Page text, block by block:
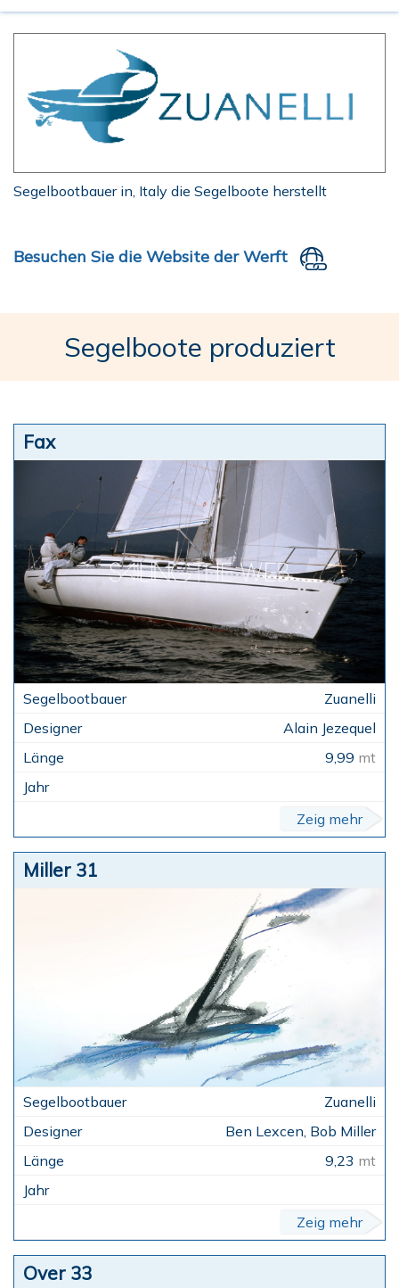
Segelbootbauer in, Italy die Segelboote herstellt
Besuchen Sie die Website der Werft
Segelboote produziert
Fax
Zuanelli
Alain Jezequel
9,99 mt
Zeig mehr
Miller 31
Zuanelli
Ben Lexcen, Bob Miller
9,23 mt
Zeig mehr
Over 33